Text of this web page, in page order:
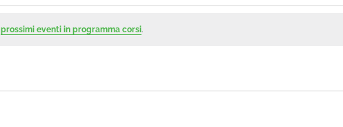
prossimi eventi in programma corsi.